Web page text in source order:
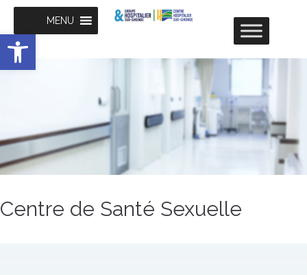
Ouvrir la barre d’outils
MENU
Centre de Santé Sexuelle